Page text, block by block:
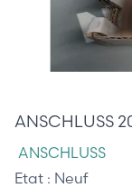
ANSCHLUSS
ANSCHLUSS
Etat : Neuf